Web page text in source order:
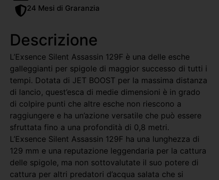
24 Mesi di Graranzia
Descrizione
L’Exsence Silent Assassin 129F è una delle esche
galleggianti per spigole di maggior successo di tutti i
tempi. Dotata di JET BOOST per la massima distanza
di lancio, quest’esca di medie dimensioni è in grado
di colpire punti che altre esche non riescono a
raggiungere e ha un’azione versatile che può essere
sfruttata fino a una profondità di 0,8 metri.
L’Exsence Silent Assassin 129F ha una lunghezza di
129 mm e una reputazione leggendaria per la cattura
delle spigole, ma non sottovalutate il suo potere di
cattura per altri predatori d’acqua salata che si